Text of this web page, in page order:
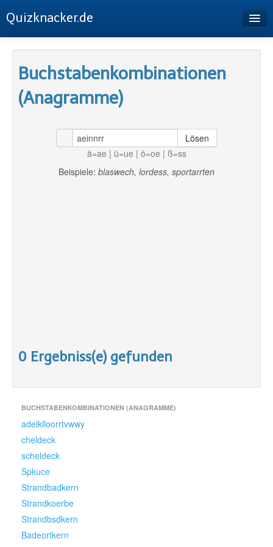
Quizknacker.de
Buchstabenkombinationen
Sudoku
Datenschutz
Buchstabenkombinationen
(Anagramme)
Lösen
ä=ae | ü=ue | ö=oe | ß=ss
Beispiele: blaswech, lordess, sportarrten
0 Ergebniss(e) gefunden
BUCHSTABENKOMBINATIONEN (ANAGRAMME)
adeiklloorrtvwwy
cheldeck
scheldeck
Spkuce
Strandbadkern
Strandkoerbe
Strandbsdkern
Badeortkern